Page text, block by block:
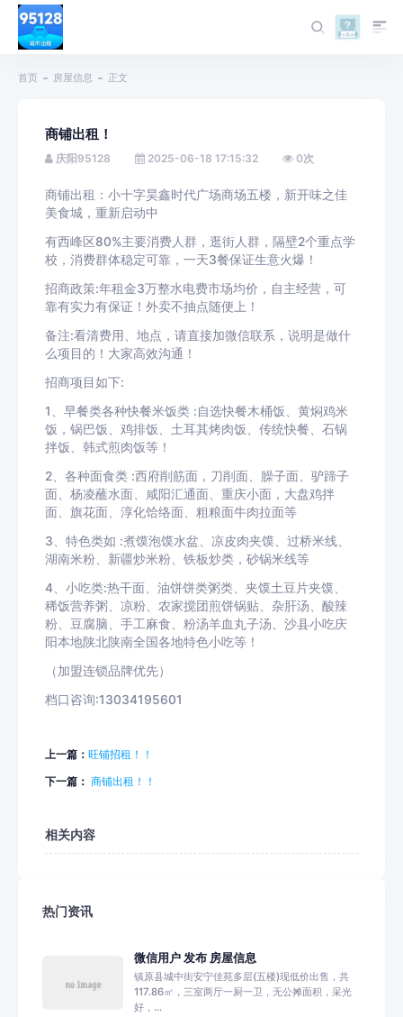
首页 房屋信息 正文
商铺出租！
庆阳95128 2025-06-18 17:15:32 0次
商铺出租：小十字昊鑫时代广场商场五楼，新开味之佳
美食城，重新启动中
有西峰区80%主要消费人群，逛街人群，隔壁2个重点学
校，消费群体稳定可靠，一天3餐保证生意火爆！
招商政策:年租金3万整水电费市场均价，自主经营，可
靠有实力有保证！外卖不抽点随便上！
备注:看清费用、地点，请直接加微信联系，说明是做什
么项目的！大家高效沟通！
招商项目如下:
1、早餐类各种快餐米饭类 :自选快餐木桶饭、黄焖鸡米
饭，锅巴饭、鸡排饭、土耳其烤肉饭、传统快餐、石锅
拌饭、韩式煎肉饭等！
2、各种面食类 :西府削筋面，刀削面、臊子面、驴蹄子
面、杨凌蘸水面、咸阳汇通面、重庆小面，大盘鸡拌
面、旗花面、淳化饸络面、粗粮面牛肉拉面等
3、特色类如 :煮馍泡馍水盆、凉皮肉夹馍、过桥米线、
湖南米粉、新疆炒米粉、铁板炒类，砂锅米线等
4、小吃类:热干面、油饼饼类粥类、夹馍土豆片夹馍、
稀饭营养粥、凉粉、农家搅团煎饼锅贴、杂肝汤、酸辣
粉、豆腐脑、手工麻食、粉汤羊血丸子汤、沙县小吃庆
阳本地陕北陕南全国各地特色小吃等！
（加盟连锁品牌优先）
档口咨询:13034195601
上一篇： 旺铺招租！！
下一篇： 商铺出租！！
相关内容
热门资讯
微信用户 发布 房屋信息
镇原县城中街安宁佳苑多层(五楼)现低价出售，共
117.86㎡，三室两厅一厨一卫，无公摊面积，采光
好，...